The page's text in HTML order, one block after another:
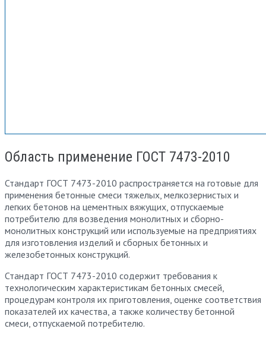
Область применение ГОСТ 7473-2010
Стандарт ГОСТ 7473-2010 распространяется на готовые для
применения бетонные смеси тяжелых, мелкозернистых и
легких бетонов на цементных вяжущих, отпускаемые
потребителю для возведения монолитных и сборно-
монолитных конструкций или используемые на предприятиях
для изготовления изделий и сборных бетонных и
железобетонных конструкций.
Стандарт ГОСТ 7473-2010 содержит требования к
технологическим характеристикам бетонных смесей,
процедурам контроля их приготовления, оценке соответствия
показателей их качества, а также количеству бетонной
смеси, отпускаемой потребителю.